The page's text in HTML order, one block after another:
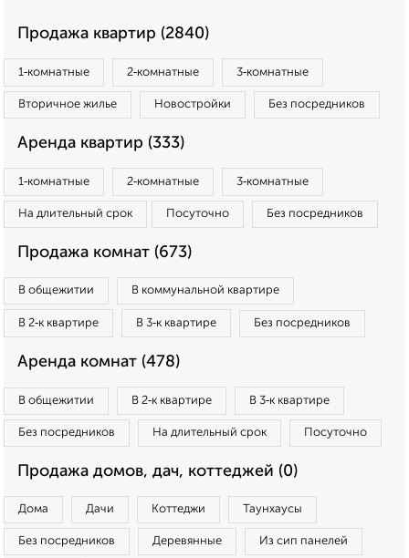
Продажа квартир (2840)
1‑комнатные 2‑комнатные 3‑комнатные
Вторичное жилье Новостройки Без посредников
Аренда квартир (333)
1‑комнатные 2‑комнатные 3‑комнатные
На длительный срок Посуточно Без посредников
Продажа комнат (673)
В общежитии В коммунальной квартире
В 2‑к квартире В 3‑к квартире Без посредников
Аренда комнат (478)
В общежитии В 2‑к квартире В 3‑к квартире
Без посредников На длительный срок Посуточно
Продажа домов, дач, коттеджей (0)
Дома Дачи Коттеджи Таунхаусы
Без посредников Деревянные Из сип панелей